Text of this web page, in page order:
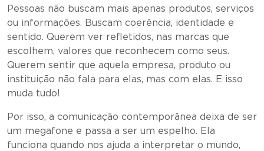
Pessoas não buscam mais apenas produtos, serviços
ou informações. Buscam coerência, identidade e
sentido. Querem ver refletidos, nas marcas que
escolhem, valores que reconhecem como seus.
Querem sentir que aquela empresa, produto ou
instituição não fala para elas, mas com elas. E isso
muda tudo!
Por isso, a comunicação contemporânea deixa de ser
um megafone e passa a ser um espelho. Ela
funciona quando nos ajuda a interpretar o mundo,